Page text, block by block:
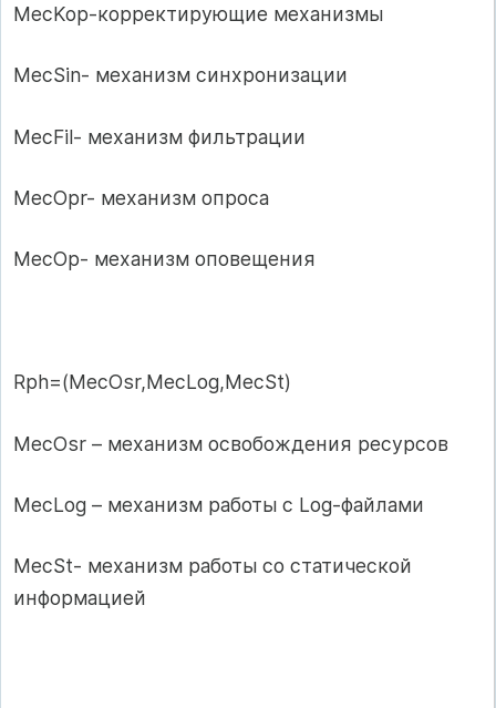
MecKop-корректирующие механизмы
MecSin- механизм синхронизации
MecFil- механизм фильтрации
MecOpr- механизм опроса
MecOp- механизм оповещения
Rph=(MecOsr,MecLog,MecSt)
MecOsr – механизм освобождения ресурсов
MecLog – механизм работы с Log-файлами
MecSt- механизм работы со статической
информацией